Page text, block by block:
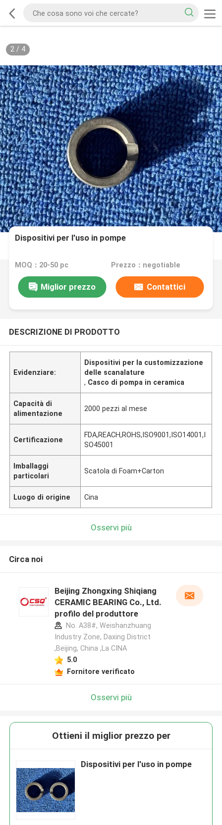
2/ 4
Dispositivi per l'uso in pompe
MOQ：20-50 pc Prezzo：negotiable
Miglior prezzo Contattici
DESCRIZIONE DI PRODOTTO
Evidenziare:
Dispositivi per la customizzazione
delle scanalature
, Casco di pompa in ceramica
Capacità di
alimentazione
2000 pezzi al mese
Certificazione
FDA,REACH,ROHS,ISO9001,ISO14001,I
SO45001
Imballaggi
particolari
Scatola di Foam+Carton
Luogo di origine Cina
Osservi più
Circa noi
Beijing Zhongxing Shiqiang
CERAMIC BEARING Co., Ltd.
profilo del produttore
No. A38#, Weishanzhuang
Industry Zone, Daxing District
,Beijing, China ,La CINA
5.0
Fornitore verificato
Osservi più
Ottieni il miglior prezzo per
Dispositivi per l'uso in pompe